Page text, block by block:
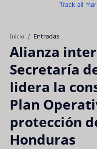
Track all
Inicio Entradas
Alianza
Secretaría
lidera la
Plan
protección
Honduras